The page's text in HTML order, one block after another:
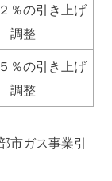
％の引き上げ
調整
％の引き上げ
調整
市ガス事業引